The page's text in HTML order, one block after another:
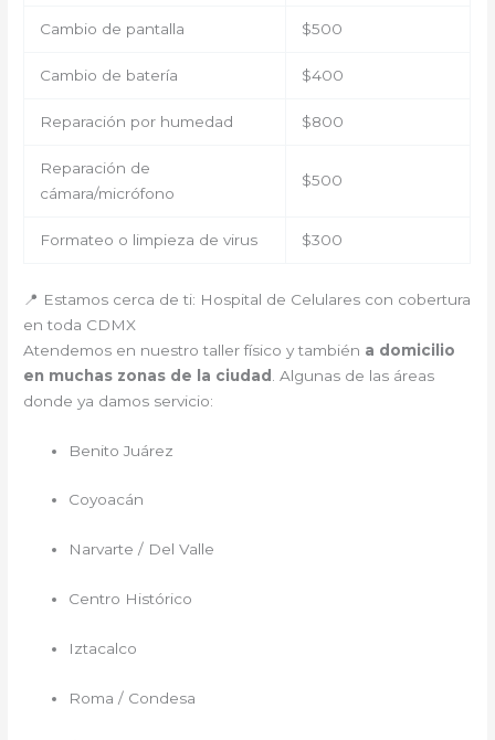
Cambio de pantalla $500
Cambio de batería $400
Reparación por humedad $800
Reparación de
cámara/micrófono
$500
Formateo o limpieza de virus $300
📍 Estamos cerca de ti: Hospital de Celulares con cobertura
en toda CDMX
Atendemos en nuestro taller físico y también a domicilio
en muchas zonas de la ciudad
. Algunas de las áreas
donde ya damos servicio:
Benito Juárez
Coyoacán
Narvarte / Del Valle
Centro Histórico
Iztacalco
Roma / Condesa